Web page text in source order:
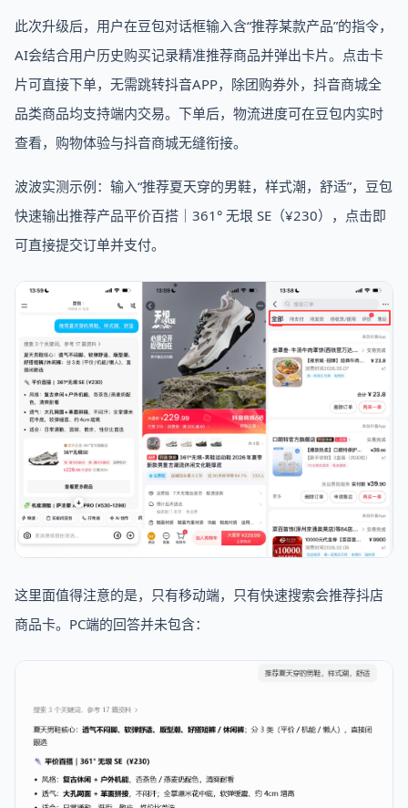
此次升级后，用户在豆包对话框输入含“推荐某款产品”的指令，
AI会结合用户历史购买记录精准推荐商品并弹出卡片。点击卡
片可直接下单，无需跳转抖音APP，除团购券外，抖音商城全
品类商品均支持端内交易。下单后，物流进度可在豆包内实时
查看，购物体验与抖音商城无缝衔接。
波波实测示例：输入“推荐夏天穿的男鞋，样式潮，舒适”，豆包
快速输出推荐产品平价百搭｜361° 无垠 SE（¥230），点击即
可直接提交订单并支付。
这里面值得注意的是，只有移动端，只有快速搜索会推荐抖店
商品卡。PC端的回答并未包含：